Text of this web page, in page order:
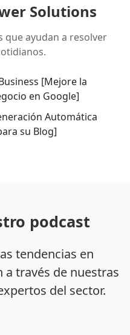
Solutions
que ayudan a resolver
[Mejore la
en Google]
Automática
su Blog]
podcast
tendencias en
través de nuestras
del sector.